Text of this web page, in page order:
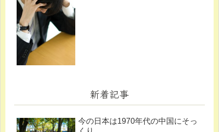
新着記事
今の日本は1970年代の中国にそっ